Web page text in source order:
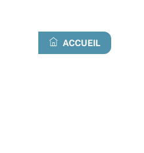
ACCUEIL